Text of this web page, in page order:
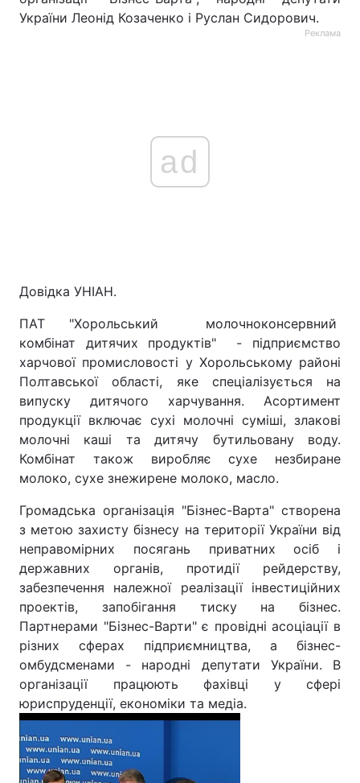
України Леонід Козаченко і Руслан Сидорович.
Реклама
ad
Довідка УНІАН.
ПАТ "Хорольський молочноконсервний
комбінат дитячих продуктів" - підприємство
харчової промисловості у Хорольському районі
Полтавської області, яке спеціалізується на
випуску дитячого харчування. Асортимент
продукції включає сухі молочні суміші, злакові
молочні каші та дитячу бутильовану воду.
Комбінат також виробляє сухе незбиране
молоко, сухе знежирене молоко, масло.
Громадська організація "Бізнес-Варта" створена
з метою захисту бізнесу на території України від
неправомірних посягань приватних осіб і
державних органів, протидії рейдерству,
забезпечення належної реалізації інвестиційних
проектів, запобігання тиску на бізнес.
Партнерами "Бізнес-Варти" є провідні асоціації в
різних сферах підприємництва, а бізнес-
омбудсменами - народні депутати України. В
організації працюють фахівці у сфері
юриспруденції, економіки та медіа.